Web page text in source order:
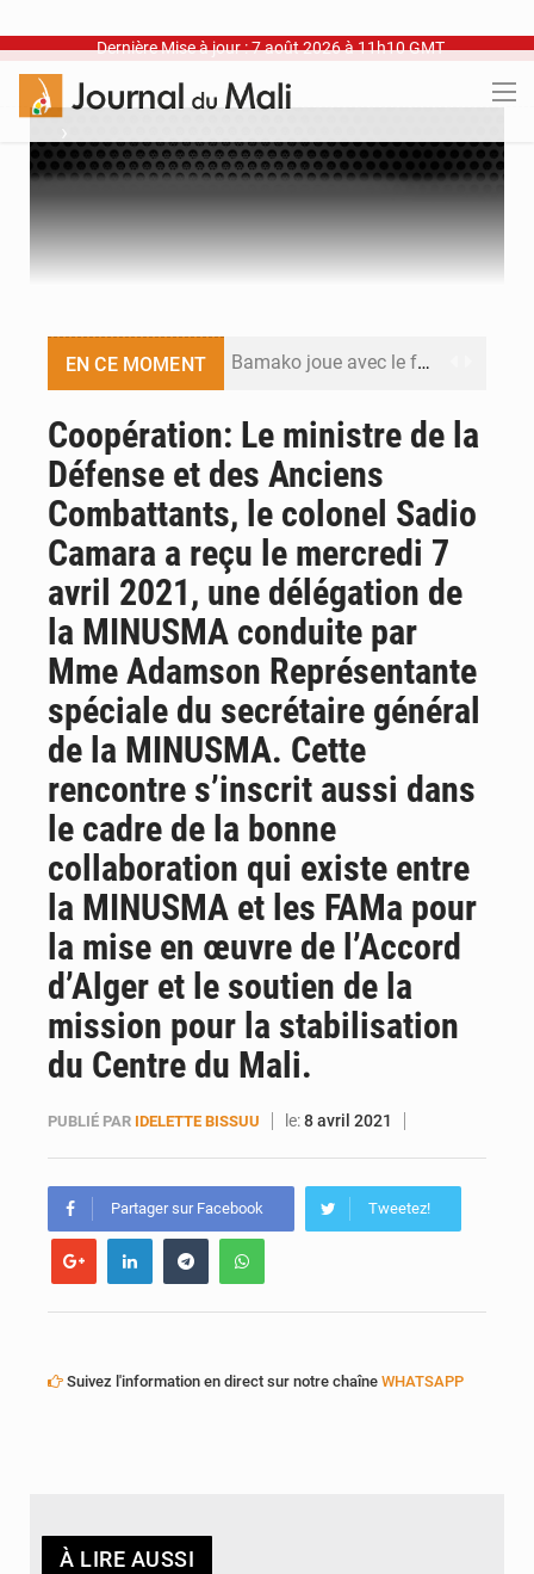
Dernière Mise à jour : 7 août 2026 à 11h10 GMT
›
EN CE MOMENT Bamako joue avec le feu
Blanchisseries à Bamako : la traçabilité du linge en question
Ports ouest-africains : la bataille du fret sahélien
AfroBasket U18 : Le Mali défend sa double couronne à Abidjan
Coopération: Le ministre de la
Défense et des Anciens
Combattants, le colonel Sadio
Camara a reçu le mercredi 7
avril 2021, une délégation de
la MINUSMA conduite par
Mme Adamson Représentante
spéciale du secrétaire général
de la MINUSMA. Cette
rencontre s’inscrit aussi dans
le cadre de la bonne
collaboration qui existe entre
la MINUSMA et les FAMa pour
la mise en œuvre de l’Accord
d’Alger et le soutien de la
mission pour la stabilisation
du Centre du Mali.
PUBLIÉ PAR IDELETTE BISSUU le:8 avril 2021
Partager sur Facebook Tweetez!
Suivez l'information en direct sur notre chaîne WHATSAPP
À LIRE AUSSI